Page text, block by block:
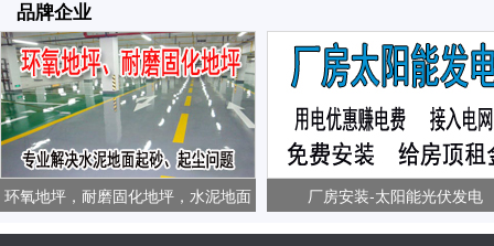
品牌企业
环氧地坪，耐磨固化地坪，水泥地面
起砂、起尘问题
厂房安装-太阳能光伏发电